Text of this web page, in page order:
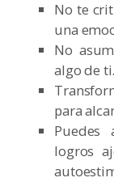
No te
una
No
algo de ti.
para
Puedes
logros